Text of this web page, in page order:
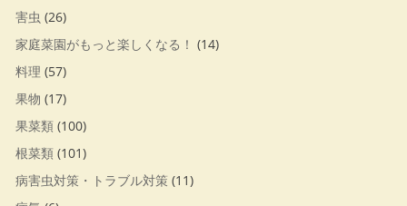
害虫 (26)
家庭菜園がもっと楽しくなる！ (14)
料理 (57)
果物 (17)
果菜類 (100)
根菜類 (101)
病害虫対策・トラブル対策 (11)